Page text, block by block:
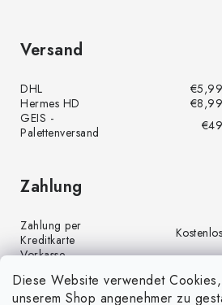
Diese Website verwendet
unserem Shop angenehmer zu
Versand
DHL
€5,99
Hermes HD
€8,99
GEIS -
Palettenversand
€49
Zahlung
Zahlung per
Kreditkarte
Kostenlos
Vorkasse
Zahlung per PayPal
Kostenlos
Nachnahme
€4,00